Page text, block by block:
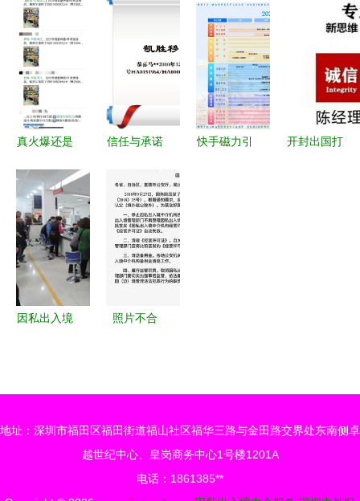
不实，贝壳
中介接私单
两名从业人
员被开除
新行业纪
成行业趋势
募实盘大赛
对接会圆满
落幕 机构
聚焦高端服
务配套创新
最高5.30%
私行专属产
散投资寒冬
真火爆还是
被私推了
100遍，开
盘却只卖出
91套——因
私出入境中
介服务的迷
信任与承诺
收到加拿大
魁省投资移
民档案号的
喜讯
快手磁力引
开封出国打
因私出入境
照片不合
路”
地址：深圳市福田区福田街道福山社区福华三路与金田路交界处东南侧卓
越世纪中心、皇岗商务中心1号楼1201A
电话：1861385**